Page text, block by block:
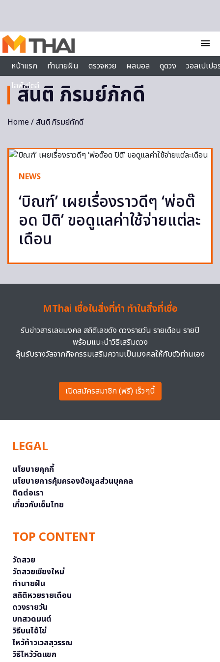
menu
หน้าแรก
ทำนายฝัน ตรวจหวย ผลบอล ดูดวง
วอลเปเป
ไลฟ์สไตล์
สันติ ภิรมย์ภักดี
Home/ สันติ ภิรมย์ภักดี
NEWS
‘บิณฑ์’ เผยเรื่องราวดีๆ ‘พ่อต๊
อด ปิติ’ ขอดูแลค่าใช้จ่ายแต่ละ
เดือน
MThai เชื่อในสิ่งที่ทำ ทำในสิ่งที่เชื่อ
รับข่าวสารเลขมงคล สถิติเลขดัง ดวงรายวัน รายเดือน รายปี
พร้อมแนะนำวิธีเสริมดวง
ลุ้นรับรางวัลจากกิจกรรมเสริมความเป็นมงคลให้กับตัวท่านเอง
เปิดสมัครสมาชิก (ฟรี) เร็วๆนี้
LEGAL
นโยบายคุกกี้
นโยบายการคุ้มครองข้อมูลส่วนบุคคล
ติดต่อเรา
เกี่ยวกับเอ็มไทย
TOP CONTENT
วัดสวย
วัดสวยเชียงใหม่
ทำนายฝัน
สถิติหวยรายเดือน
ดวงรายวัน
บทสวดมนต์
วิธีบนไอ้ไข่
ไหว้ท้าวเวสสุวรรณ
วิธีไหว้วัดแขก